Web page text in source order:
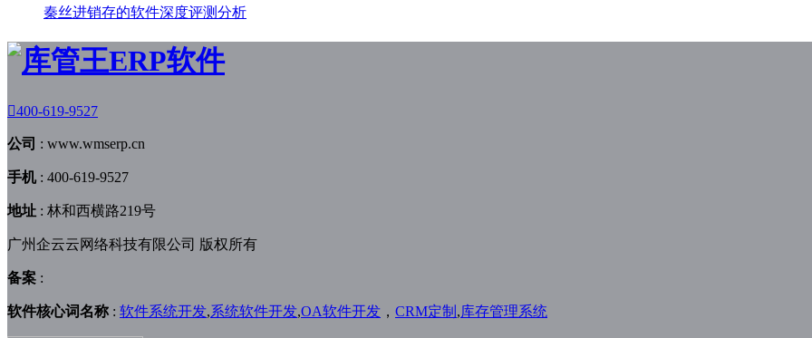
秦丝进销存的软件深度评测分析
400-619-9527
公司 : www.wmserp.cn
手机: 400-619-9527
地址 : 林和西横路219号
广州企云云网络科技有限公司 版权所有
备案 :
软件核心词名称 : 软件系统开发,系统软件开发,OA软件开发 ， CRM定制 ,库存管理系统